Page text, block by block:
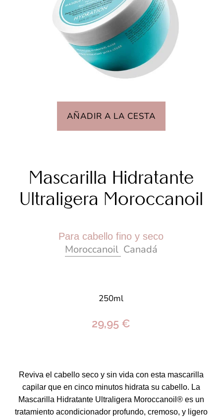
AÑADIR A LA CESTA
Mascarilla Hidratante
Ultraligera Moroccanoil
Para cabello fino y seco
Moroccanoil Canadá
250ml
29,95 €
Reviva el cabello seco y sin vida con esta mascarilla
capilar que en cinco minutos hidrata su cabello. La
Mascarilla Hidratante Ultraligera Moroccanoil® es un
tratamiento acondicionador profundo, cremoso, y ligero